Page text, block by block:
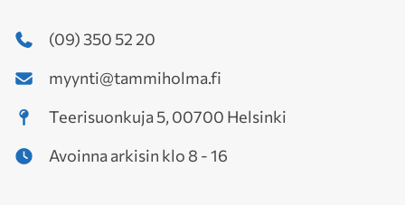
(09) 350 52 20
myynti@tammiholma.fi
Teerisuonkuja 5, 00700 Helsinki
Avoinna arkisin klo 8 - 16